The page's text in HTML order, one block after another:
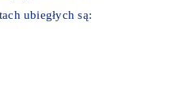
ubiegłych są: